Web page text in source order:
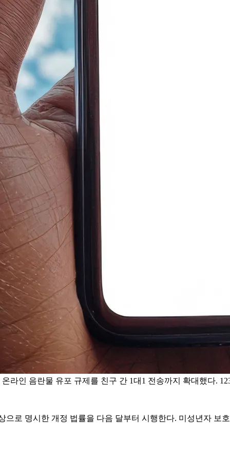
라인 음란물 유포 규제를 친구 간 1대1 전송까지 확대했다.
로 명시한 개정 법률을 다음 달부터 시행한다. 미성년자 보